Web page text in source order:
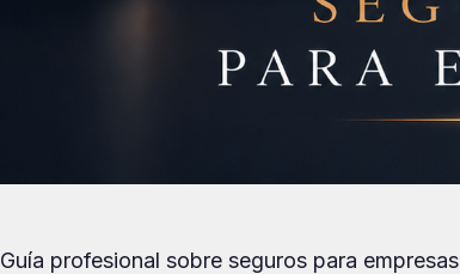
Guía profesional sobre seguros para empresas